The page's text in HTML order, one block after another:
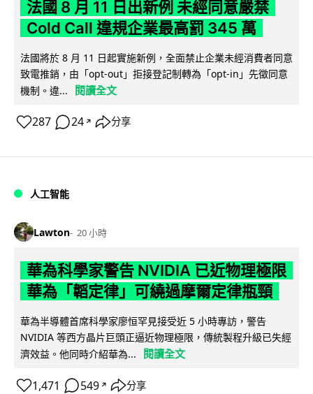
法國 8 月 11 日出新例 未經同意嚴禁
Cold Call 違規企業最高罰 345 萬
法國將於 8 月 11 日起實施新例，全面禁止企業未經消費者同意
致電推銷，由「opt-out」拒接登記制轉為「opt-in」先徵同意
機制。違...
閱讀全文
287 24 ↗ 分享
人工智能
Lawton 20 小時
華為科學家警告 NVIDIA 已近物理極限
華為「韜定律」可繞過摩爾定律瓶頸
華為半導體首席科學家廖恒罕見接受近 5 小時專訪，警告
NVIDIA 等西方晶片巨頭正逼近物理極限，傳統製程升級已失經
濟效益。他同時介紹華為...
閱讀全文
1,471 549 ↗ 分享